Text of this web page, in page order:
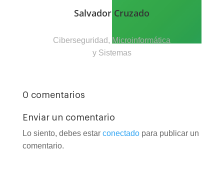
Salvador Cruzado
Ciberseguridad, Microinformática
y Sistemas
0 comentarios
Enviar un comentario
Lo siento, debes estar conectadopara publicar un
comentario.